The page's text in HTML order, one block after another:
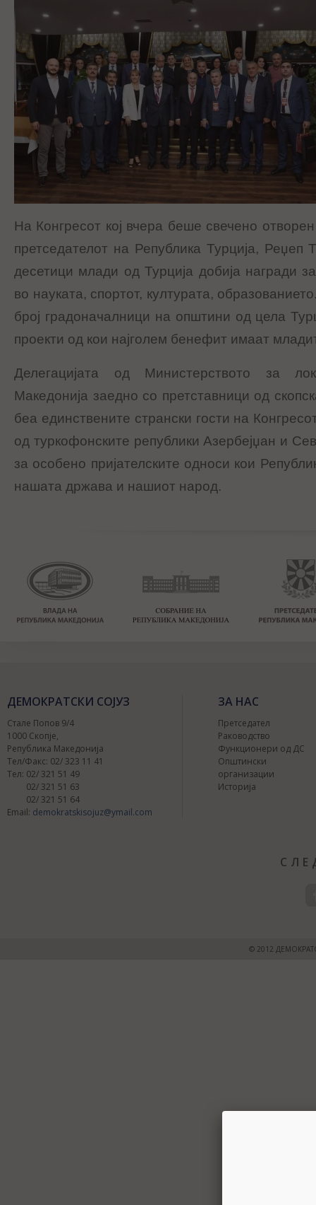
На Конгресот кој вчера беше свечено
претседателот на Република Турција, Реџеп
десетици млади од Турција добија награди
во науката, спортот, културата,
број градоначалници на општини од цела
проекти од кои најголем бенефит имаат
Делегацијата од Министерството за
Македонија заедно со претставници од
беа единствените странски гости на
од туркофонските републики Азербејџан и
за особено пријателските односи кои
нашата држава и нашиот народ.
ДЕМОКРАТСКИ СОЈУЗ
Стале Попов 9/4
1000 Скопје,
Република Македонија
Тел/Факс: 02/ 323 11 41
Тел: 02/ 321 51 49
02/ 321 51 63
02/ 321 51 64
Email: demokratskisojuz@ymail.com
ЗА НАС
Претседател
Раководство
Функционери од ДС
Општински
организации
Историја
© 2012